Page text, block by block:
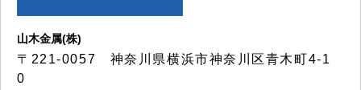
山木金属(株)
〒221-0057 神奈川県横浜市神奈川区青木町4-1
0